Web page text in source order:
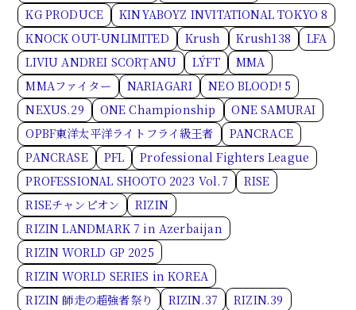
KG PRODUCE
KINYABOYZ INVITATIONAL TOKYO 8
KNOCK OUT-UNLIMITED
Krush Krush138
LFA
LIVIU ANDREI SCORȚANU
LÝFT
MMA
MMAファイター
NARIAGARI
NEO BLOOD! 5
NEXUS.29
ONE Championship
ONE SAMURAI
OPBF東洋太平洋ライトフライ級王者
PANCRACE
PANCRASE
PFL
Professional Fighters League
PROFESSIONAL SHOOTO 2023 Vol.7
RISE
RISEチャンピオン
RIZIN
RIZIN LANDMARK 7 in Azerbaijan
RIZIN WORLD GP 2025
RIZIN WORLD SERIES in KOREA
RIZIN 師走の超強者祭り
RIZIN.37
RIZIN.39